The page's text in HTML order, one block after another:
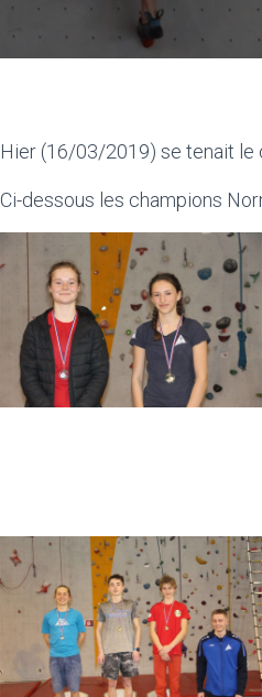
Hier (16/03/2019) se tenait le
Ci-dessous les champions